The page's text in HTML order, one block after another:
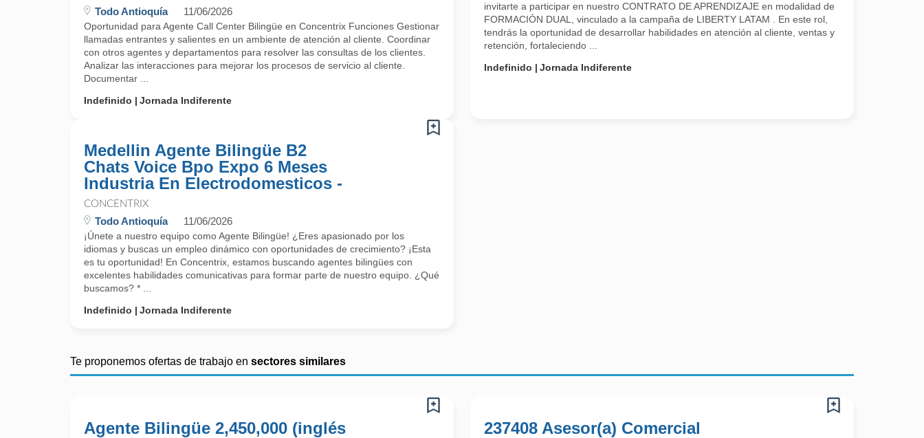
Todo Antioquía 11/06/2026
Oportunidad para Agente Call Center Bilingüe en Concentrix Funciones Gestionar
llamadas entrantes y salientes en un ambiente de atención al cliente. Coordinar
con otros agentes y departamentos para resolver las consultas de los clientes.
Analizar las interacciones para mejorar los procesos de servicio al cliente.
Documentar ...
Indefinido
Jornada Indiferente
invitarte a participar en nuestro CONTRATO DE APRENDIZAJE en modalidad de
FORMACIÓN DUAL, vinculado a la campaña de LIBERTY LATAM . En este rol,
tendrás la oportunidad de desarrollar habilidades en atención al cliente, ventas y
retención, fortaleciendo ...
Indefinido
Jornada Indiferente
Medellin Agente Bilingüe B2
Chats Voice Bpo Expo 6 Meses
Industria En Electrodomesticos -
CONCENTRIX
Todo Antioquía 11/06/2026
¡Únete a nuestro equipo como Agente Bilingüe! ¿Eres apasionado por los
idiomas y buscas un empleo dinámico con oportunidades de crecimiento? ¡Esta
es tu oportunidad! En Concentrix, estamos buscando agentes bilingües con
excelentes habilidades comunicativas para formar parte de nuestro equipo. ¿Qué
buscamos? * ...
Indefinido
Jornada Indiferente
Te proponemos ofertas de trabajo en sectores similares
Agente Bilingüe 2,450,000 (inglés
237408 Asesor(a) Comercial